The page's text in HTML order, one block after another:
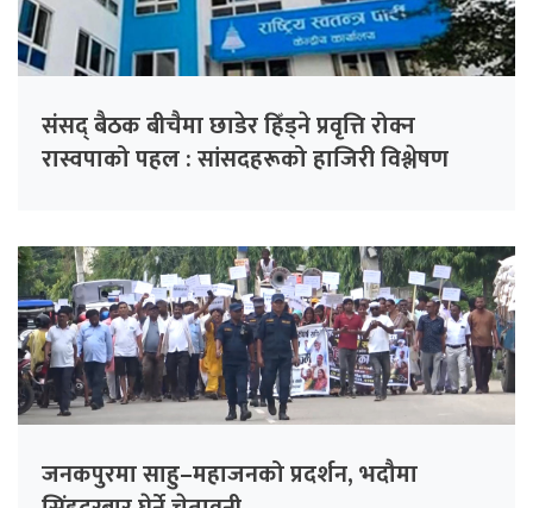
संसद् बैठक बीचैमा छाडेर हिँड्ने प्रवृत्ति रोक्न
रास्वपाको पहल : सांसदहरूको हाजिरी विश्लेषण
जनकपुरमा साहु–महाजनको प्रदर्शन, भदौमा